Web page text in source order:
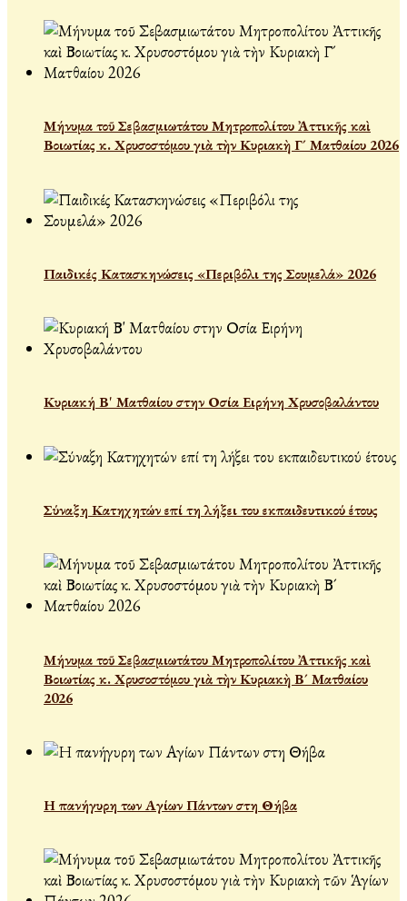
Μήνυμα τοῦ Σεβασμιωτάτου Μητροπολίτου Ἀττικῆς καὶ
Βοιωτίας κ. Χρυσοστόμου γιὰ τὴν Κυριακὴ Γ´ Ματθαίου 2026
Παιδικές Κατασκηνώσεις «Περιβόλι της Σουμελά» 2026
Κυριακή Β' Ματθαίου στην Οσία Ειρήνη Χρυσοβαλάντου
Σύναξη Κατηχητών επί τη λήξει του εκπαιδευτικού έτους
Μήνυμα τοῦ Σεβασμιωτάτου Μητροπολίτου Ἀττικῆς καὶ
Βοιωτίας κ. Χρυσοστόμου γιὰ τὴν Κυριακὴ Β´ Ματθαίου
2026
Η πανήγυρη των Αγίων Πάντων στη Θήβα